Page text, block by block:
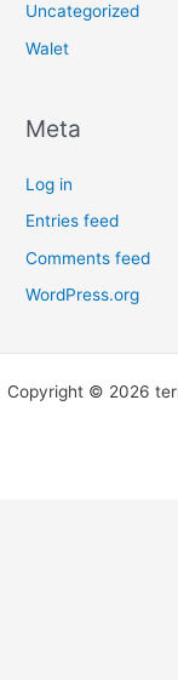
Uncategorized
Walet
Meta
Log in
Entries feed
Comments feed
WordPress.org
Copyright © 2026